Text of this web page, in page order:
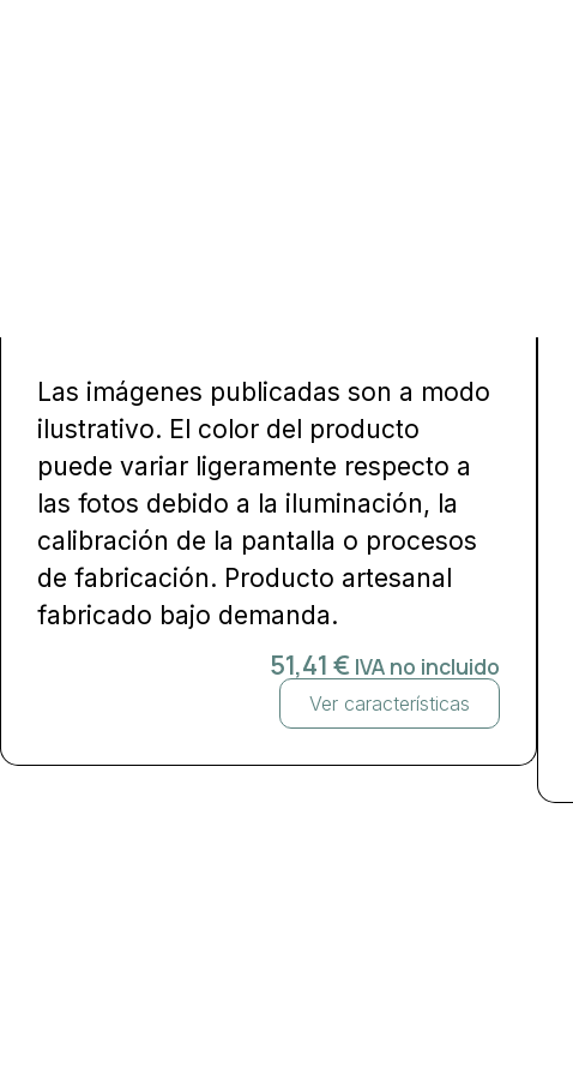
Las imágenes publicadas son a modo
ilustrativo. El color del producto
puede variar ligeramente respecto a
las fotos debido a la iluminación, la
calibración de la pantalla o procesos
de fabricación. Producto artesanal
fabricado bajo demanda.
51,41 € IVA no incluido
Ver características